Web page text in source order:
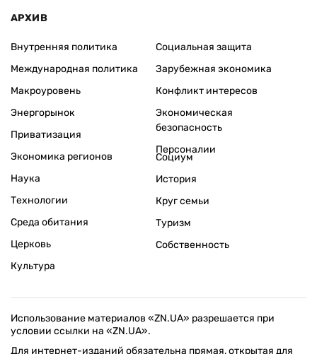
АРХИВ
Внутренняя политика
Международная политика
Макроуровень
Энергорынок
Приватизация
Экономика регионов
Социальная защита
Зарубежная экономика
Конфликт интересов
Экономическая
безопасность
Персоналии
Наука
Технологии
Среда обитания
Церковь
Культура
Социум
История
Круг семьи
Туризм
Собственность
Использование материалов «ZN.UA» разрешается при
условии ссылки на «ZN.UA».
Для интернет-изданий обязательна прямая, открытая для